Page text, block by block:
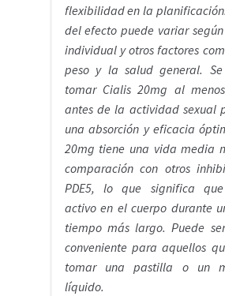
flexibilidad en la
del efecto puede variar
individual y otros factores
peso y la salud general. Se
tomar Cialis 20mg al
antes de la actividad sexual
una absorción y eficacia
20mg tiene una vida media
comparación con otros
PDE5, lo que significa que
activo en el cuerpo durante
tiempo más largo. Puede
conveniente para aquellos
tomar una pastilla o un
líquido.